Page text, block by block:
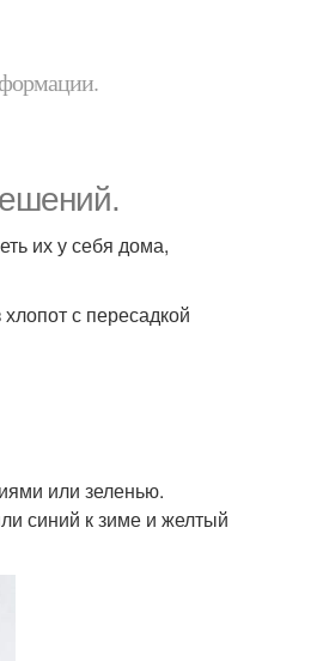
их у себя дома,
с пересадкой
или зеленью.
синий к зиме и желтый